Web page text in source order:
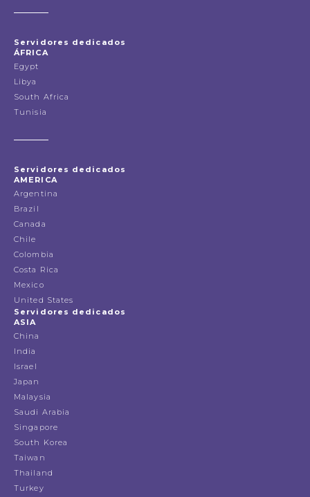
Servidores dedicados
ÁFRICA
Egypt
Libya
South Africa
Tunisia
Servidores dedicados
AMERICA
Argentina
Brazil
Canada
Chile
Colombia
Costa Rica
Mexico
United States
Servidores dedicados
ASIA
China
India
Israel
Japan
Malaysia
Saudi Arabia
Singapore
South Korea
Taiwan
Thailand
Turkey